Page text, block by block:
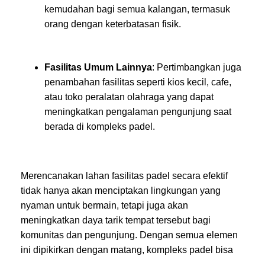
kemudahan bagi semua kalangan, termasuk
orang dengan keterbatasan fisik.
Fasilitas Umum Lainnya: Pertimbangkan juga
penambahan fasilitas seperti kios kecil, cafe,
atau toko peralatan olahraga yang dapat
meningkatkan pengalaman pengunjung saat
berada di kompleks padel.
Merencanakan lahan fasilitas padel secara efektif
tidak hanya akan menciptakan lingkungan yang
nyaman untuk bermain, tetapi juga akan
meningkatkan daya tarik tempat tersebut bagi
komunitas dan pengunjung. Dengan semua elemen
ini dipikirkan dengan matang, kompleks padel bisa